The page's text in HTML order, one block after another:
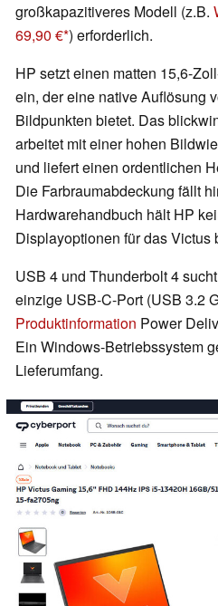
großkapazitiveres Modell (z.B.
69,90 € ) erforderlich.
HP setzt einen matten 15,6-
ein, der eine native Auflösung
Bildpunkten bietet. Das
arbeitet mit einer hohen
und liefert einen ordentlichen
Die Farbraumabdeckung fällt
Hardwarehandbuch hält HP
Displayoptionen für das Victus
USB 4 und Thunderbolt 4
einzige USB-C-Port (USB 3.2
Produktinformation Power
Ein Windows-Betriebssystem
Lieferumfang.